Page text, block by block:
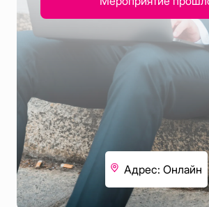
Адрес: Онлайн